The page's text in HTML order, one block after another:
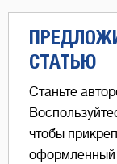
СТАТЬЮ
Станьте
чтобы
оформленный